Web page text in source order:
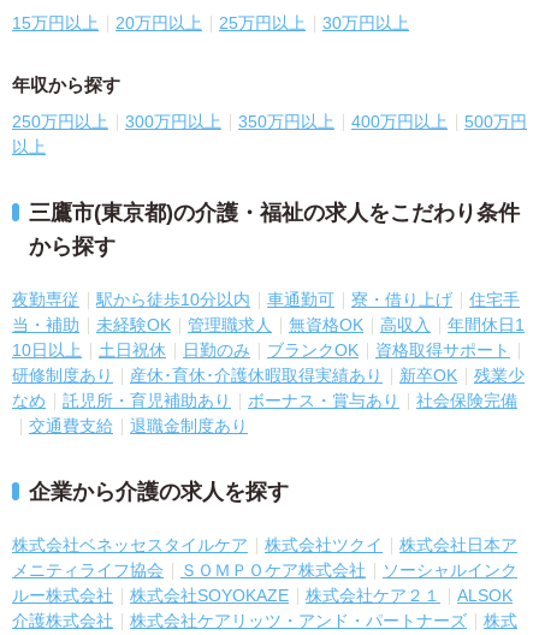
15万円以上 20万円以上 25万円以上 30万円以上
年収から探す
250万円以上 300万円以上 350万円以上 400万円以上
500万円
以上
三鷹市(東京都)の介護・福祉の求人をこだわり条件
から探す
夜勤専従 駅から徒歩10分以内 車通勤可 寮・借り上げ
住宅手
当・補助
未経験OK 管理職求人 無資格OK 高収入
年間休日1
10日以上
土日祝休 日勤のみ ブランクOK
資格取得サポート
研修制度あり
産休･育休･介護休暇取得実績あり 新卒OK
残業少
なめ
託児所・育児補助あり ボーナス・賞与あり
社会保険完備
交通費支給
退職金制度あり
企業から介護の求人を探す
株式会社ベネッセスタイルケア 株式会社ツクイ
株式会社日本ア
メニティライフ協会
ＳＯＭＰＯケア株式会社
ソーシャルインク
ルー株式会社
株式会社SOYOKAZE 株式会社ケア２１
ALSOK
介護株式会社
株式会社ケアリッツ・アンド・パートナーズ
株式